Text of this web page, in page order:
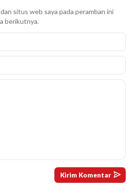
situs web saya pada peramban ini
berikutnya.